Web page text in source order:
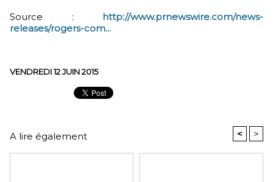
Source : http://www.prnewswire.com/news-
releases/rogers-com...
VENDREDI 12 JUIN 2015
A lire également < >